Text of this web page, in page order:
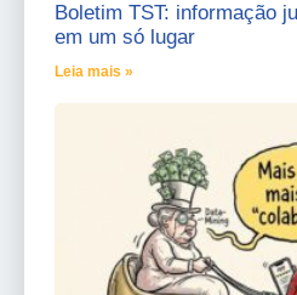
Boletim TST: informação
em um só lugar
Leia mais »